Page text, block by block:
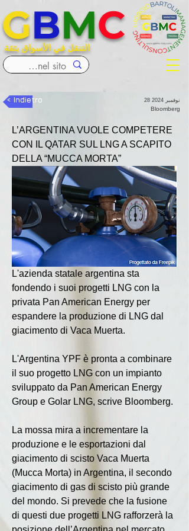
التنقل في الأسواق بثقة
GBMC
< Indietro 28 نوفمبر 2024
Bloomberg
L’ARGENTINA VUOLE COMPETERE
CON IL QATAR SUL LNG A SCAPITO
DELLA “MUCCA MORTA”
L'azienda statale argentina sta
fondendo i suoi progetti LNG con la
privata Pan American Energy per
espandere la produzione di LNG dal
giacimento di Vaca Muerta.
L'Argentina YPF è pronta a combinare
il suo progetto LNG con un impianto
sviluppato da Pan American Energy
Group e Golar LNG, scrive Bloomberg.
La mossa mira a incrementare la
produzione e le esportazioni dal
giacimento di scisto Vaca Muerta
(Mucca Morta) in Argentina, il secondo
giacimento di gas di scisto più grande
del mondo. Si prevede che la fusione
di questi due progetti LNG rafforzerà la